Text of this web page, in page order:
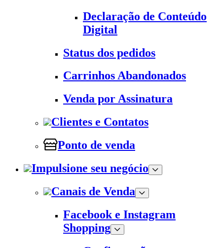
Declaração de Conteúdo
Digital
Status dos pedidos
Carrinhos Abandonados
Venda por Assinatura
Clientes e Contatos
Ponto de venda
Impulsione seu negócio
Canais de Venda
Facebook e Instagram
Shopping